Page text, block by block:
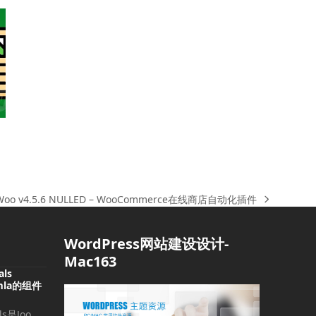
v4.5.6 NULLED – WooCommerce在线商店自动化插件
的组件
WordPress网站建设设计-
Mac163